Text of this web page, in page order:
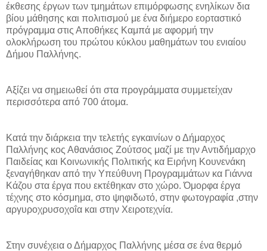
έκθεσης έργων των τμημάτων επιμόρφωσης ενηλίκων δια
βίου μάθησης και πολιτισμού με ένα διήμερο εορταστικό
πρόγραμμα στις Αποθήκες Καμπά με αφορμή την
ολοκλήρωση του πρώτου κύκλου μαθημάτων του ενιαίου
Δήμου Παλλήνης.
Αξίζει να σημειωθεί ότι στα προγράμματα συμμετείχαν
περισσότερα από 700 άτομα.
Κατά την διάρκεια την τελετής εγκαινίων ο Δήμαρχος
Παλλήνης κος Αθανάσιος Ζούτσος μαζί με την Αντιδήμαρχο
Παιδείας και Κοινωνικής Πολιτικής κα Ειρήνη Κουνενάκη
ξεναγήθηκαν από την Υπεύθυνη Προγραμμάτων κα Γιάννα
Κάζου στα έργα που εκτέθηκαν στο χώρο. Όμορφα έργα
τέχνης στο κόσμημα, στο ψηφιδωτό, στην φωτογραφία ,στην
αργυροχρυσοχοΐα και στην Χειροτεχνία.
Στην συνέχεια ο Δήμαρχος Παλλήνης μέσα σε ένα θερμό